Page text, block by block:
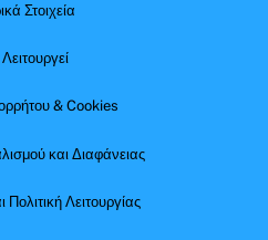
Στοιχεία
& Cookies
και Διαφάνειας
Λειτουργίας